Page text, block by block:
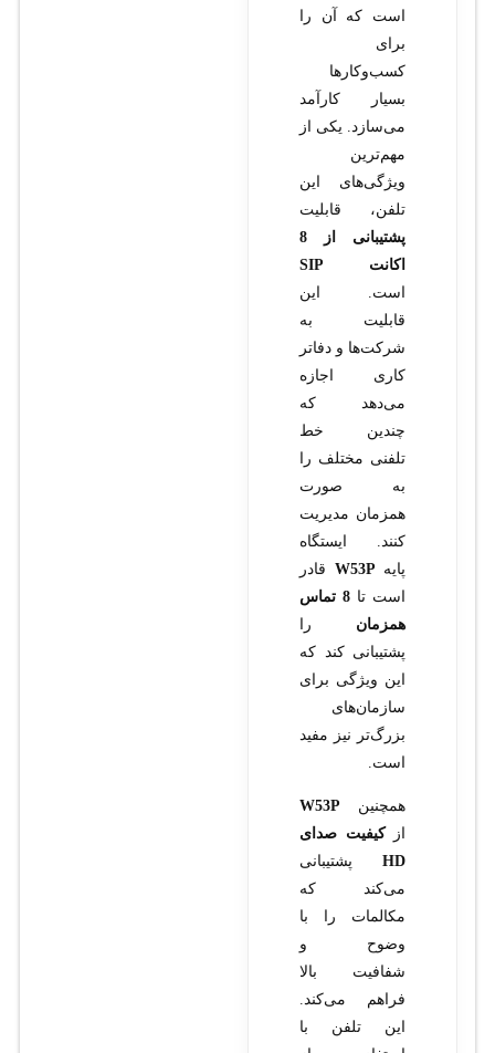
است که آن را
برای
کسب‌وکارها
بسیار کارآمد
می‌سازد. یکی از
مهم‌ترین
ویژگی‌های این
تلفن، قابلیت
پشتیبانی از 8
اکانت SIP
است. این
قابلیت به
شرکت‌ها و دفاتر
کاری اجازه
می‌دهد که
چندین خط
تلفنی مختلف را
به صورت
همزمان مدیریت
کنند. ایستگاه
پایه W53P قادر
است تا
8 تماس
همزمان را
پشتیبانی کند که
این ویژگی برای
سازمان‌های
بزرگ‌تر نیز مفید
است.
همچنین W53P
ازکیفیت صدای
HDپشتیبانی
می‌کند که
مکالمات را با
وضوح و
شفافیت بالا
فراهم می‌کند.
این تلفن با